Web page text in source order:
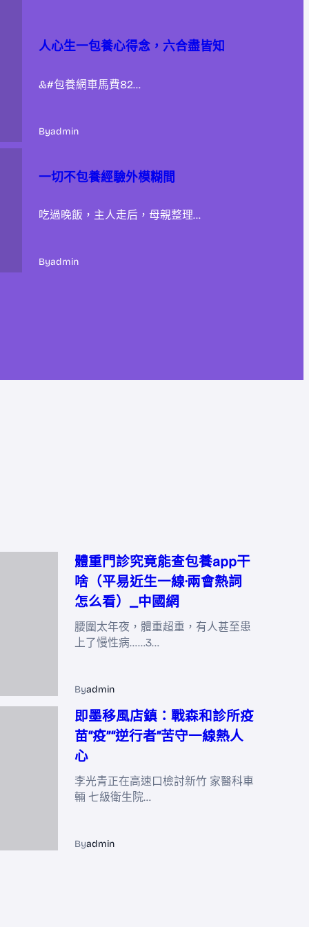
人心生一包養心得念，六合盡皆知
&#包養網車馬費82…
Byadmin
一切不包養經驗外模糊間
吃過晚飯，主人走后，母親整理…
Byadmin
體重門診究竟能查包養app干
啥（平易近生一線·兩會熱詞
怎么看）_中國網
腰圍太年夜，體重超重，有人甚至患
上了慢性病……3…
Byadmin
即墨移風店鎮：戰森和診所疫
苗“疫”“逆行者”苦守一線熱人
心
李光青正在高速口檢討新竹 家醫科車
輛 七級衛生院…
Byadmin